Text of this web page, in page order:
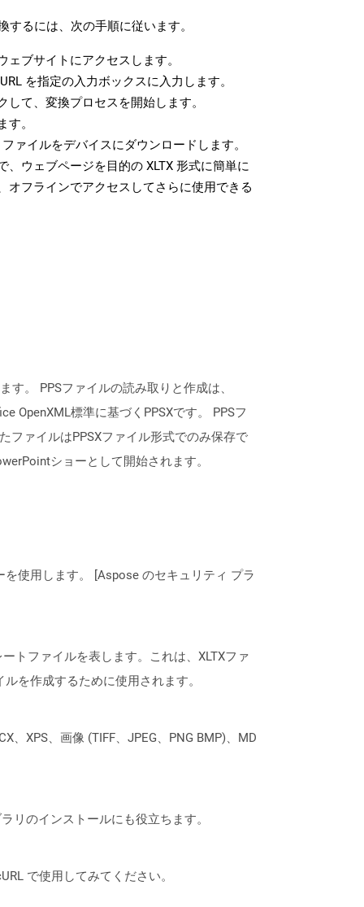
するには、次の手順に従います。
ェブサイトにアクセスします。
を指定の入力ボックスに入力します。
して、変換プロセスを開始します。
。
ァイルをデバイスにダウンロードします。
、ウェブページを目的の XLTX 形式に簡単に
オフラインでアクセスしてさらに使用できる
。 PPSファイルの読み取りと作成は、
OpenXML標準に基づくPPSXです。 PPSフ
ファイルはPPSXファイル形式でのみ保存で
ショーとして開始されます。
使用します。 [Aspose のセキュリティ プラ
トファイルを表します。これは、XLTXファ
を作成するために使用されます。
XPS、画像 (TIFF、JPEG、PNG BMP)、MD
リのインストールにも役立ちます。
で使用してみてください。